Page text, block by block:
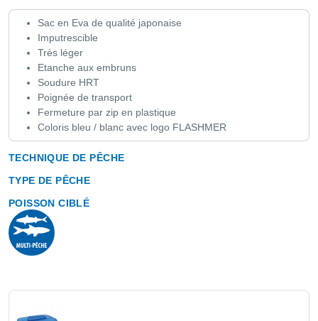
Sac en Eva de qualité japonaise
Imputrescible
Très léger
Etanche aux embruns
Soudure HRT
Poignée de transport
Fermeture par zip en plastique
Coloris bleu / blanc avec logo FLASHMER
TECHNIQUE DE PÊCHE
TYPE DE PÊCHE
POISSON CIBLÉ